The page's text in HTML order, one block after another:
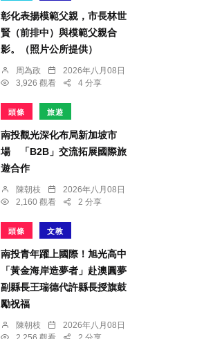
彰化表揚模範父親，市長林世
賢（前排中）與模範父親合
影。（照片公所提供）
周為政
2026年八月08日
3,926 觀看
4 分享
頭條 旅遊
南投觀光深化布局新加坡市
場 「B2B」交流拓展國際旅
遊合作
陳朝枝
2026年八月08日
2,160 觀看
2 分享
頭條 文教
南投青年躍上國際！旭光高中
「黃金海岸造夢者」赴澳圓夢
副縣長王瑞德代許縣長授旗鼓
勵祝福
陳朝枝
2026年八月08日